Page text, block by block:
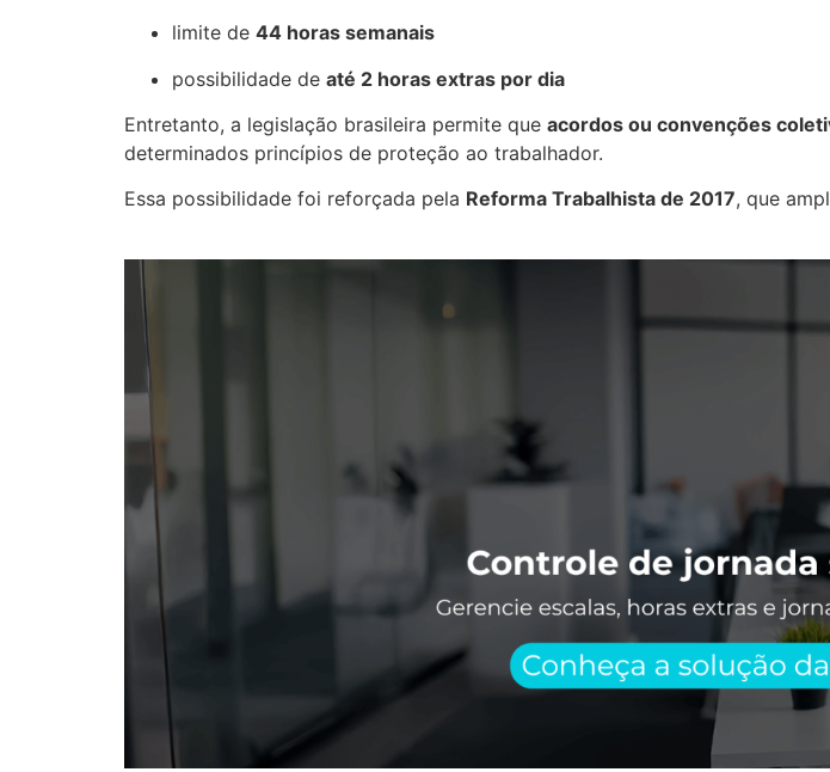
limite de 44 horas semanais
possibilidade de até 2 horas extras por dia
Entretanto, a legislação brasileira permite que acordos ou convenções
determinados princípios de proteção ao trabalhador.
Essa possibilidade foi reforçada pela Reforma Trabalhista de 2017, que